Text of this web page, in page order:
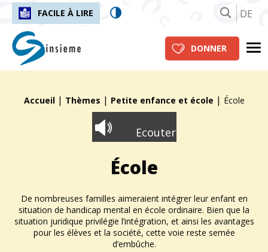
FACILE À LIRE DE
insieme.ch
DONNER
Fil d'Ariane :
Accueil | Thèmes | Petite enfance et école | École
Ecouter
École
De nombreuses familles aimeraient intégrer leur enfant en
situation de handicap mental en école ordinaire. Bien que la
situation juridique privilégie l’intégration, et ainsi les avantages
pour les élèves et la société, cette voie reste semée
d’embûche.